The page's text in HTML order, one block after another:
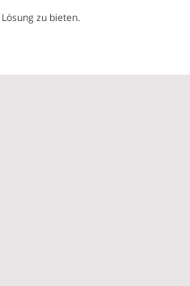
zu bieten.